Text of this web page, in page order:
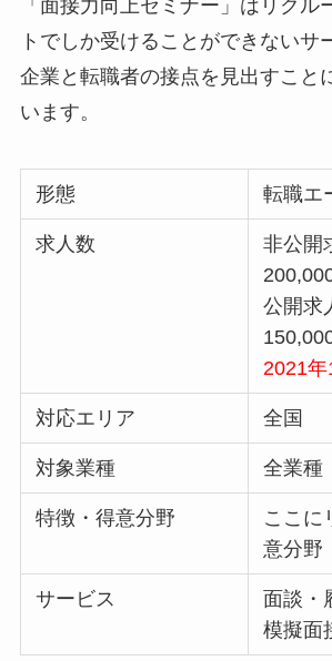
「面接力向上セミナー」はリクル
トでしか受けることができないサ
企業と転職者の接点を見出すこと
います。
形態 転職エ
求人数
非公開
公開求
2021
対応エリア 全国
対象業種 全業種
特徴・得意分野
ここに
意分野
サービス
面談・
模擬面